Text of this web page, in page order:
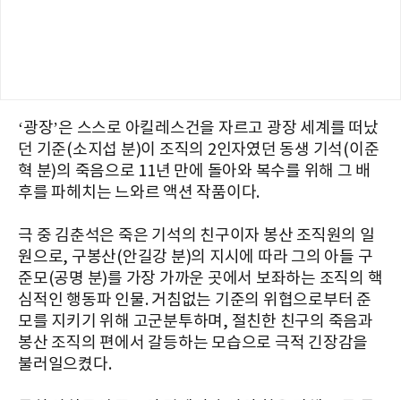
‘광장’은 스스로 아킬레스건을 자르고 광장 세계를 떠났
던 기준(소지섭 분)이 조직의 2인자였던 동생 기석(이준
혁 분)의 죽음으로 11년 만에 돌아와 복수를 위해 그 배
후를 파헤치는 느와르 액션 작품이다.
극 중 김춘석은 죽은 기석의 친구이자 봉산 조직원의 일
원으로, 구봉산(안길강 분)의 지시에 따라 그의 아들 구
준모(공명 분)를 가장 가까운 곳에서 보좌하는 조직의 핵
심적인 행동파 인물. 거침없는 기준의 위협으로부터 준
모를 지키기 위해 고군분투하며, 절친한 친구의 죽음과
봉산 조직의 편에서 갈등하는 모습으로 극적 긴장감을
불러일으켰다.